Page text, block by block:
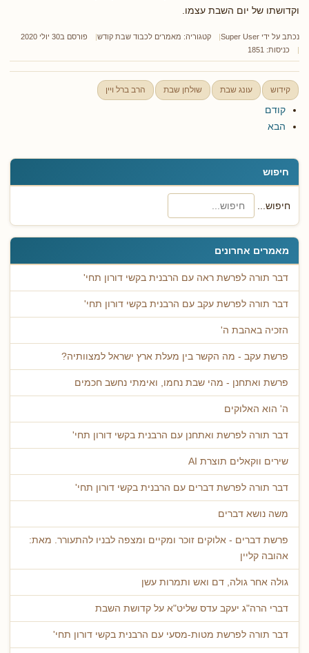
חיפוש
חיפוש...
מאמרים אחרונים
דבר תורה לפרשת ראה עם הרבנית בקשי דורון תחי'
דבר תורה לפרשת עקב עם הרבנית בקשי דורון תחי'
הזכיה באהבת ה'
פרשת עקב - מה הקשר בין מעלת ארץ ישראל למצוותיה?
פרשת ואתחנן - מהי שבת נחמו, ואימתי נחשב חכמים
ה' הוא האלוקים
דבר תורה לפרשת ואתחנן עם הרבנית בקשי דורון תחי'
שירים ווקאלים תוצרת AI
דבר תורה לפרשת דברים עם הרבנית בקשי דורון תחי'
משה נושא דברים
פרשת דברים - אלוקים זוכר ומקיים ומצפה לבניו להתעורר. מאת:
אהובה קליין
גולה אחר גולה, דם ואש ותמרות עשן
דברי הרה"ג יעקב עדס שליט"א על קדושת השבת
דבר תורה לפרשת מטות-מסעי עם הרבנית בקשי דורון תחי'
וקדושתו של יום השבת עצמו.
נכתב על ידי Super User קטגוריה: מאמרים לכבוד שבת קודש
פורסם ב30 יולי 2020
כניסות: 1851
קידוש עונג שבת שולחן שבת הרב ברל ויין
קודם
הבא